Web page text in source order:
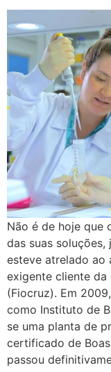
Não é de hoje que
das suas
esteve atrelado ao
exigente cliente da
(Fiocruz). Em
como Instituto de
se uma planta de
certificado de
passou